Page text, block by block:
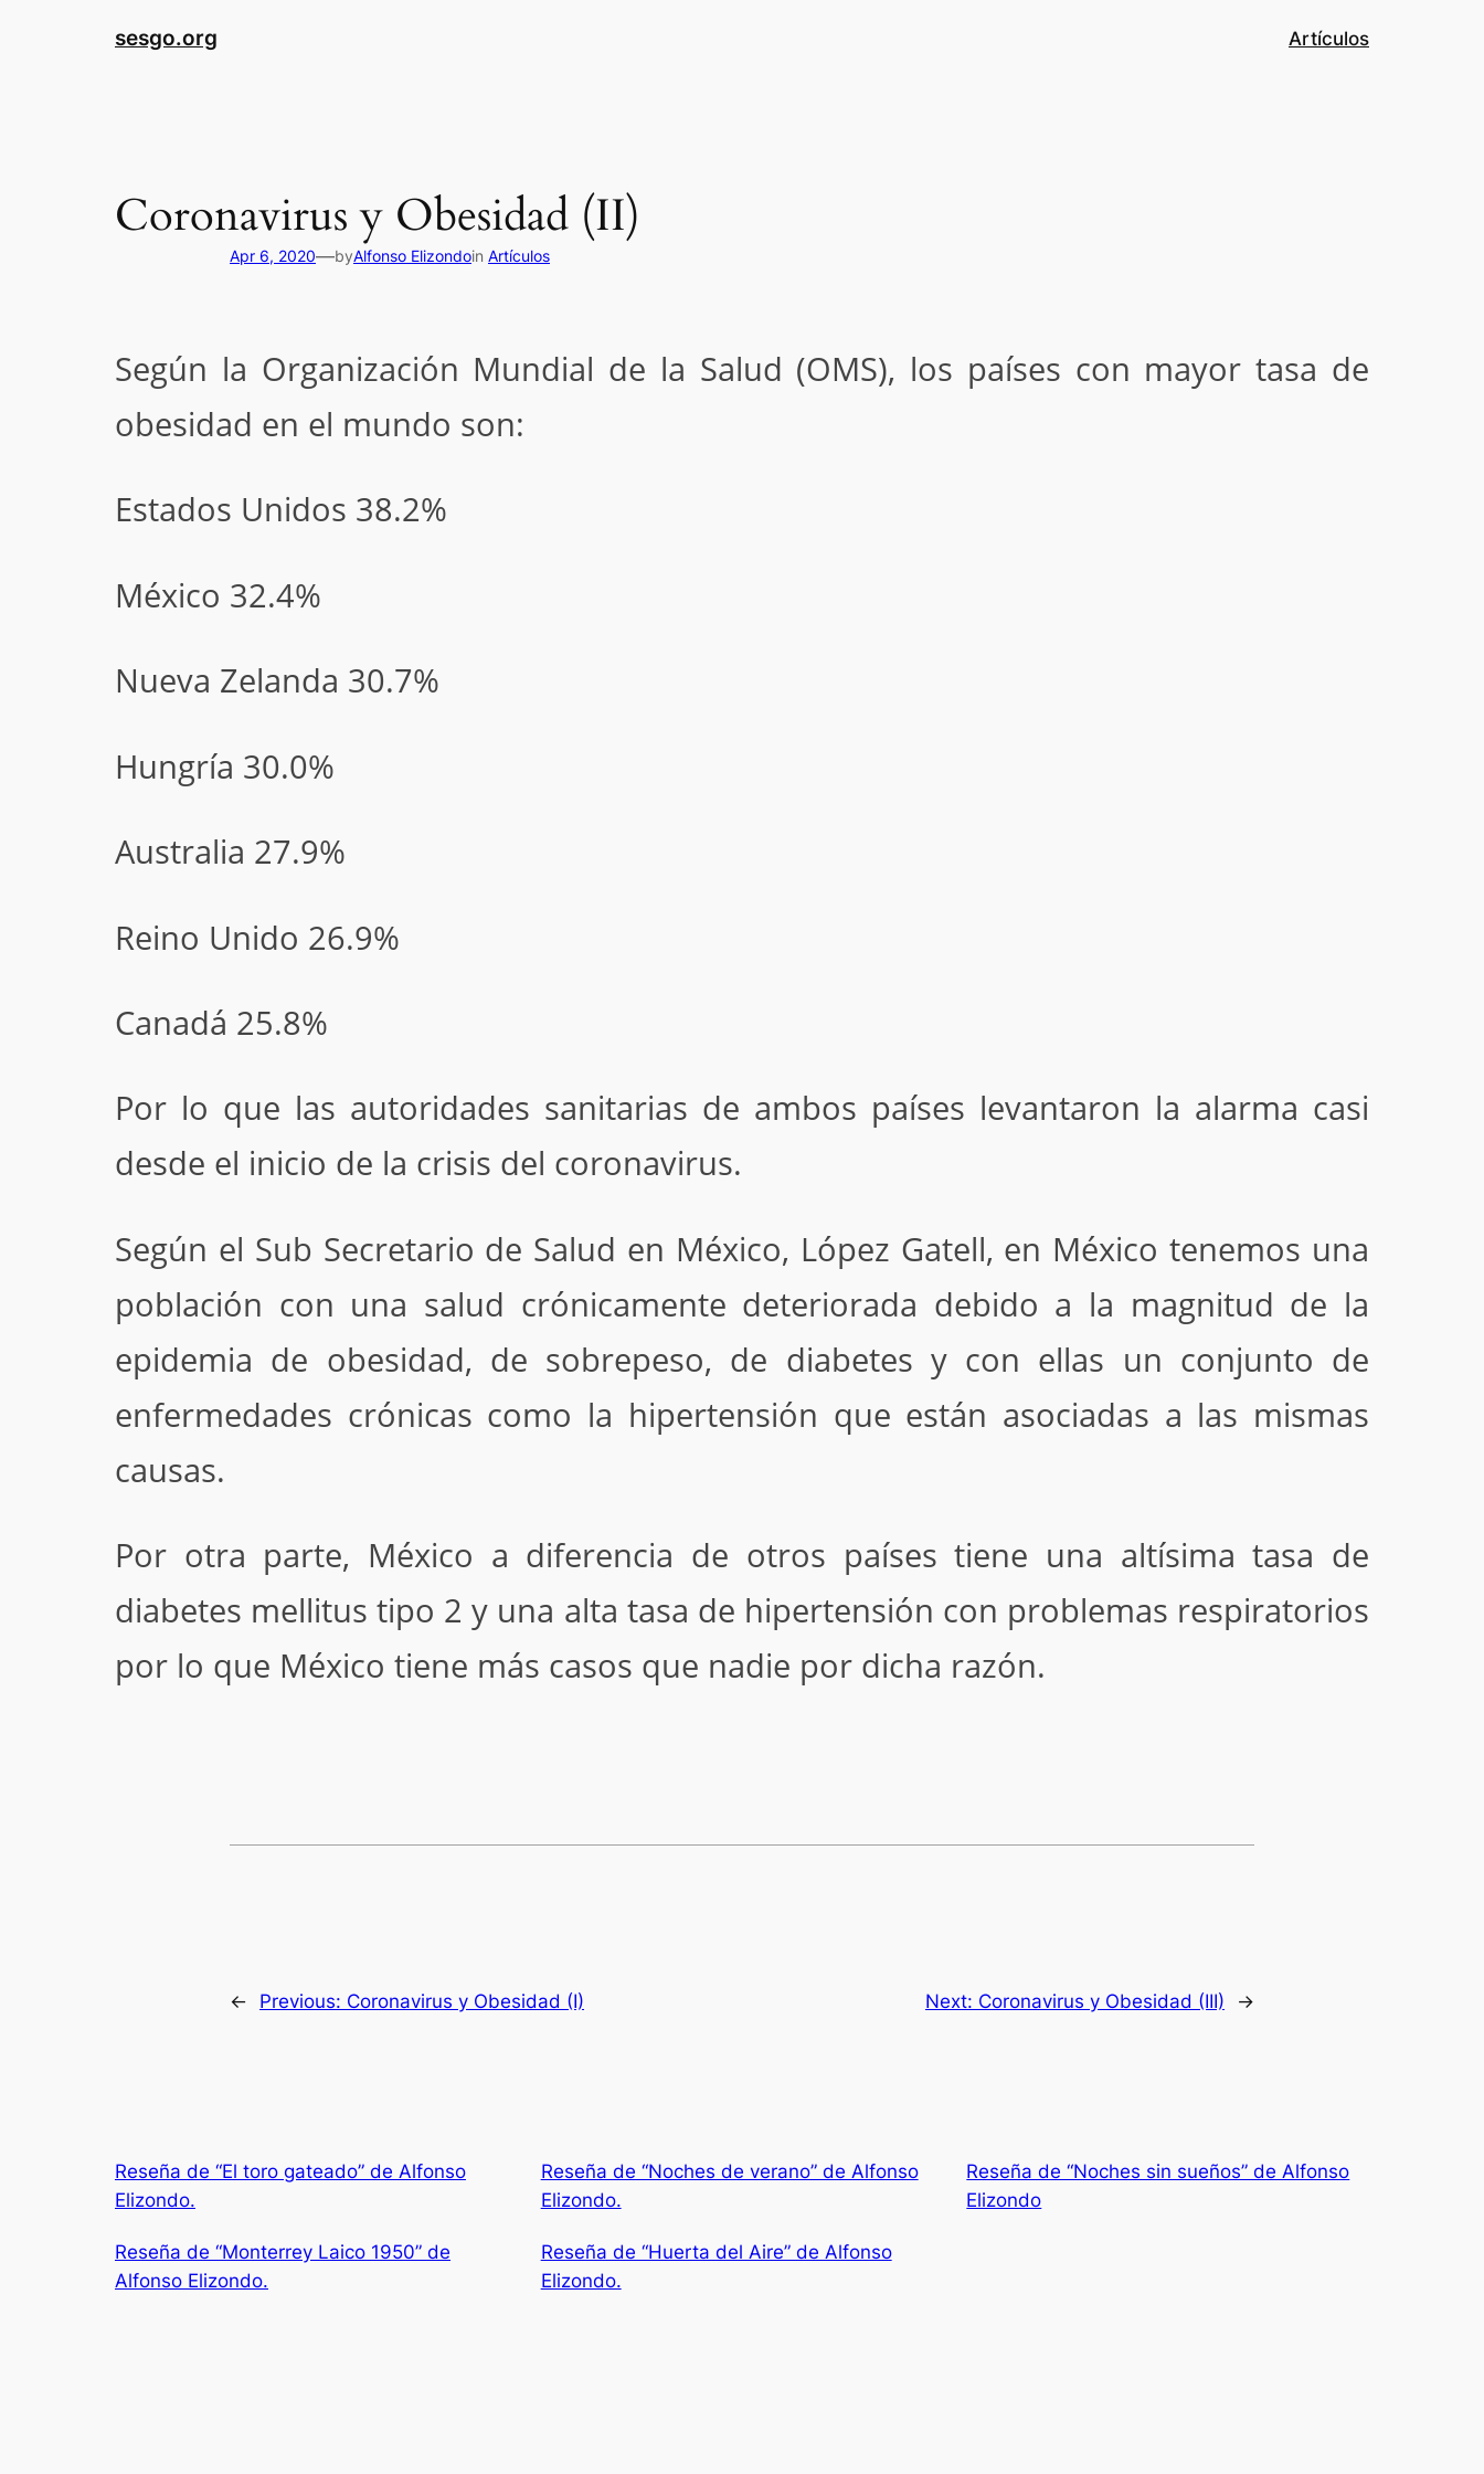
sesgo.org Artículos
Coronavirus y Obesidad (II)
Apr 6, 2020—byAlfonso Elizondoin Artículos
Según la Organización Mundial de la Salud (OMS), los países con mayor tasa de
obesidad en el mundo son:
Estados Unidos 38.2%
México 32.4%
Nueva Zelanda 30.7%
Hungría 30.0%
Australia 27.9%
Reino Unido 26.9%
Canadá 25.8%
Por lo que las autoridades sanitarias de ambos países levantaron la alarma casi
desde el inicio de la crisis del coronavirus.
Según el Sub Secretario de Salud en México, López Gatell, en México tenemos una
población con una salud crónicamente deteriorada debido a la magnitud de la
epidemia de obesidad, de sobrepeso, de diabetes y con ellas un conjunto de
enfermedades crónicas como la hipertensión que están asociadas a las mismas
causas.
Por otra parte, México a diferencia de otros países tiene una altísima tasa de
diabetes mellitus tipo 2 y una alta tasa de hipertensión con problemas respiratorios
por lo que México tiene más casos que nadie por dicha razón.
← Previous: Coronavirus y Obesidad (I) Next: Coronavirus y Obesidad (III) →
Reseña de “El toro gateado” de Alfonso
Elizondo.
Reseña de “Noches de verano” de Alfonso
Elizondo.
Reseña de “Noches sin sueños” de Alfonso
Elizondo
Reseña de “Monterrey Laico 1950” de
Alfonso Elizondo.
Reseña de “Huerta del Aire” de Alfonso
Elizondo.